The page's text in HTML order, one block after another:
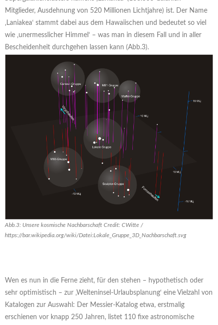
Mitglieder, Ausdehnung von 520 Millionen Lichtjahre) ist. Der Name
‚Laniakea‘ stammt dabei aus dem Hawaiischen und bedeutet so viel
wie ‚unermesslicher Himmel‘ – was man in diesem Fall und in aller
Bescheidenheit durchgehen lassen kann (Abb.3).
Abb.3: Unsere kosmische Nachbarschaft Credit: CWitte /
https://bar.wikipedia.org/wiki/Datei:Lokale_Gruppe_3D_Nachbarschaft.svg
Wen es nun in die Ferne zieht, für den stehen – hypothetisch oder
sehr optimistisch – zur ‚Welteninsel-Urlaubsplanung‘ eine Vielzahl von
Katalogen zur Auswahl: Der Messier-Katalog etwa, erstmalig
erschienen vor knapp 250 Jahren, listet 110 fixe astronomische